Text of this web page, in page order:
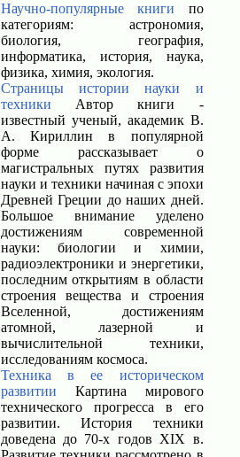
Научно-популярные книги по
категориям: астрономия,
биология, география,
информатика, история, наука,
физика, химия, экология.
Страницы истории науки и
техники Автор книги -
известный ученый, академик В.
А. Кириллин в популярной
форме рассказывает о
магистральных путях развития
науки и техники начиная с эпохи
Древней Греции до наших дней.
Большое внимание уделено
достижениям современной
науки: биологии и химии,
радиоэлектроники и энергетики,
последним открытиям в области
строения вещества и строения
Вселенной, достижениям
атомной, лазерной и
вычислительной техники,
исследованиям космоса.
Техника в ее историческом
развитии Картина мирового
технического прогресса в его
развитии. История техники
доведена до 70-х годов XIX в.